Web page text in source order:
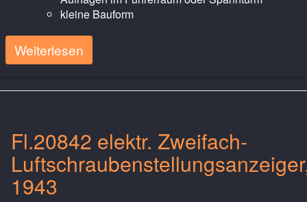
kleine Bauform
Weiterlesen
Fl.20842 elektr. Zweifach-
1943